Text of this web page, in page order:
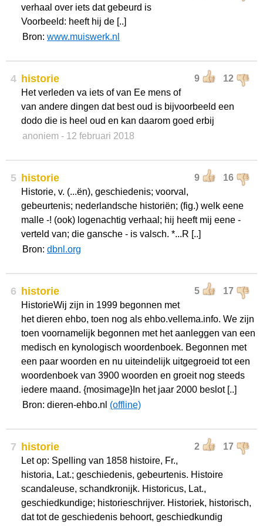
verhaal over iets dat gebeurd is
Voorbeeld: heeft hij de [..]
Bron: www.muiswerk.nl
4 9 12
historie
Het verleden va iets of van Ee mens of
van andere dingen dat best oud is bijvoorbeeld een
dodo die is heel oud en kan daarom goed erbij
anoniem - 12 februari 2018
5 9 16
historie
Historie, v. (...ën), geschiedenis; voorval,
gebeurtenis; nederlandsche historiën; (fig.) welk eene
malle -! (ook) logenachtig verhaal; hij heeft mij eene -
verteld van; die gansche - is valsch. *...R [..]
Bron: dbnl.org
6 5 17
historie
HistorieWij zijn in 1999 begonnen met
het dieren ehbo, toen nog als ehbo.vellema.info. We zijn
toen voornamelijk begonnen met het aanleggen van een
medisch en kynologisch woordenboek. Begonnen met
een paar woorden en nu uiteindelijk uitgegroeid tot een
woordenboek van 3900 woorden en groeit nog steeds
iedere maand. {mosimage}In het jaar 2000 beslot [..]
Bron: dieren-ehbo.nl (offline)
7 2 17
historie
Let op: Spelling van 1858 histoire, Fr.,
historia, Lat.; geschiedenis, gebeurtenis. Histoire
scandaleuse, schandkronijk. Historicus, Lat.,
geschiedkundige; historieschrijver. Historiek, historisch,
dat tot de geschiedenis behoort, geschiedkundig